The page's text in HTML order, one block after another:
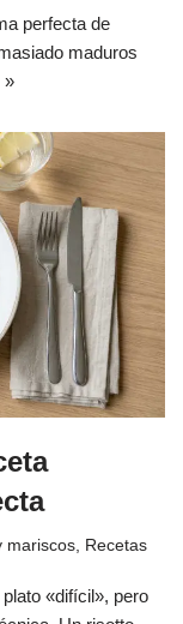
perfecta de
maduros
»
mariscos, Recetas
«difícil», pero